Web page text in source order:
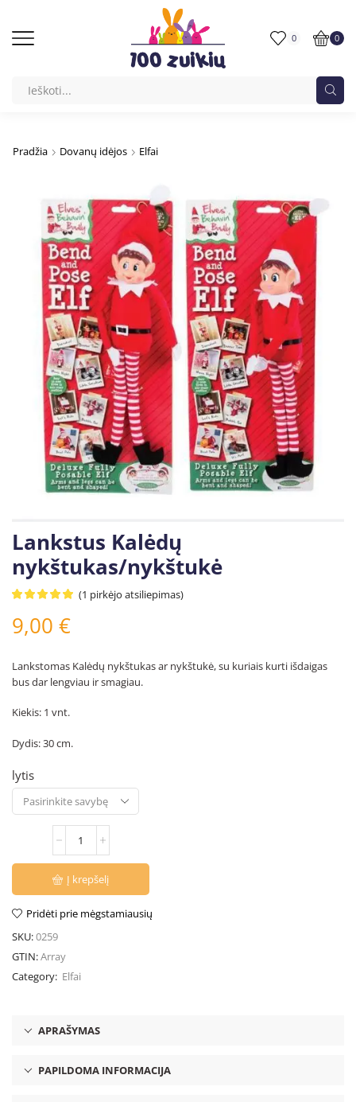
0 0
Pradžia Dovanų idėjos Elfai
Lankstus Kalėdų
nykštukas/nykštukė
(1 pirkėjo atsiliepimas)
9,00 €
Lankstomas Kalėdų nykštukas ar nykštukė, su kuriais kurti išdaigas
bus dar lengviau ir smagiau.
Kiekis: 1 vnt.
Dydis: 30 cm.
lytis
Į krepšelį
Pridėti prie mėgstamiausių
SKU:0259
GTIN:Array
Category: Elfai
APRAŠYMAS
PAPILDOMA INFORMACIJA